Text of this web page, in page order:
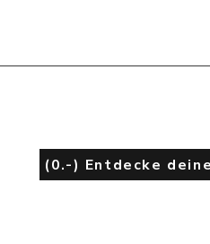
(0.-) Entdecke